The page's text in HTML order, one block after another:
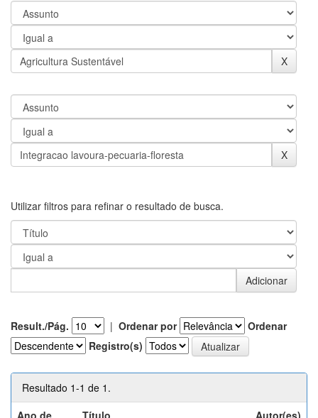
Utilizar filtros para refinar o resultado de busca.
Result./Pág. | Ordenar por
Ordenar
Registro(s)
Resultado 1-1 de 1.
Ano de
Título Autor(es)